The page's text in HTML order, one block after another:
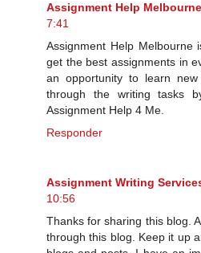
Assignment Help Melbourne
7:41
Assignment Help
get the best assignments in
an opportunity to learn
through the writing tasks
Assignment Help 4 Me.
Responder
Assignment Writing
10:56
Thanks for sharing this blog.
through this blog. Keep it up